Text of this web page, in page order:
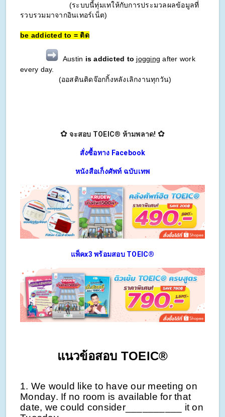
(ระบบนี้ทุ่มเทให้กับการประมวลผลข้อมูลที่
รวบรวมมาจากอินเทอร์เน็ต)
be addicted to = ติด
Austin is addicted to jogging after work
every day.
(ออสตินติดจ๊อกกิ้งหลังเลิกงานทุกวัน)
✿จะสอบ TOEIC® ห้ามพลาด! ✿
สั่งซื้อทาง Facebook
หนังสือเก็งศัพท์ ฉบับเทพ
แพ็คx3 พร้อมสอบ TOEIC®
แนวข้อสอบ TOEIC®
1. We would like to have our meeting on
Monday. If no room is available for that
date, we could consider__________ it on